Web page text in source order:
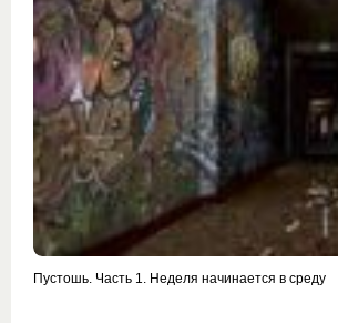
Пустошь. Часть 1. Неделя начинается в среду